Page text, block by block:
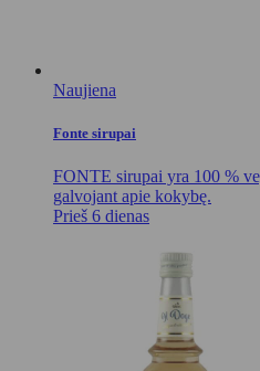
Naujiena
Fonte sirupai
FONTE sirupai yra 100 %
galvojant apie kokybę.
Prieš 6 dienas